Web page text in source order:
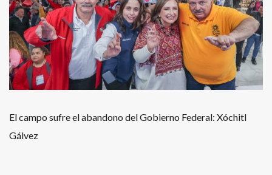
El campo sufre el abandono del Gobierno Federal: Xóchitl
Gálvez